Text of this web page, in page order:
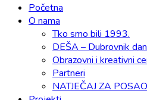
Primary
Menu
Početna
O nama
Tko smo bili 1993.
DEŠA – Dubrovnik
Obrazovni i kreativni
Partneri
NATJEČAJ ZA POSAO